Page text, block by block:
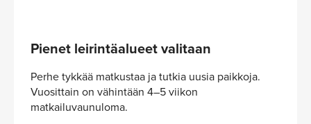
Pienet leirintäalueet valitaan
Perhe tykkää matkustaa ja tutkia uusia paikkoja.
Vuosittain on vähintään 4–5 viikon
matkailuvaunuloma.